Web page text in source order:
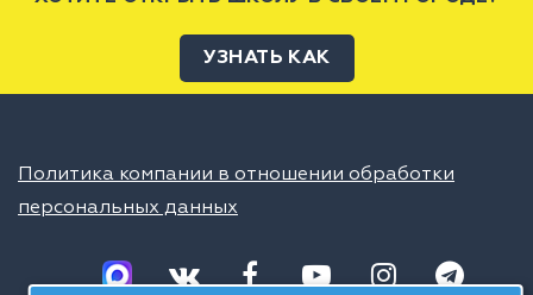
УЗНАТЬ КАК
Политика компании в отношении обработки
персональных данных